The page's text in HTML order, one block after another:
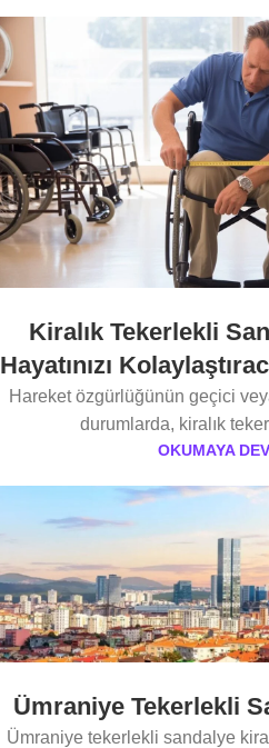
Kiralık Tekerlekli
Hayatınızı
Hareket özgürlüğünün geçici veya
durumlarda, kiralık
OKUMAYA
Ümraniye Tekerlekli
Ümraniye tekerlekli sandalye